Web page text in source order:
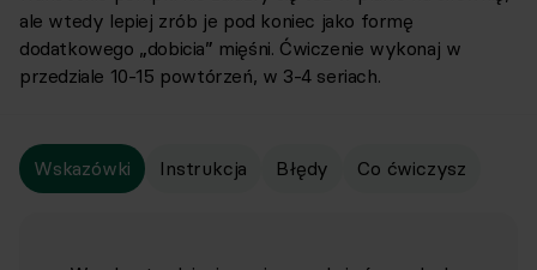
ale wtedy lepiej zrób je pod koniec jako formę
dodatkowego „dobicia” mięśni. Ćwiczenie wykonaj w
przedziale 10-15 powtórzeń, w 3-4 seriach.
Wskazówki Instrukcja Błędy Co ćwiczysz